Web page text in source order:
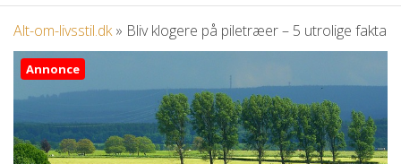
Alt-om-livsstil.dk» Bliv klogere på piletræer – 5 utrolige fakta
Annonce